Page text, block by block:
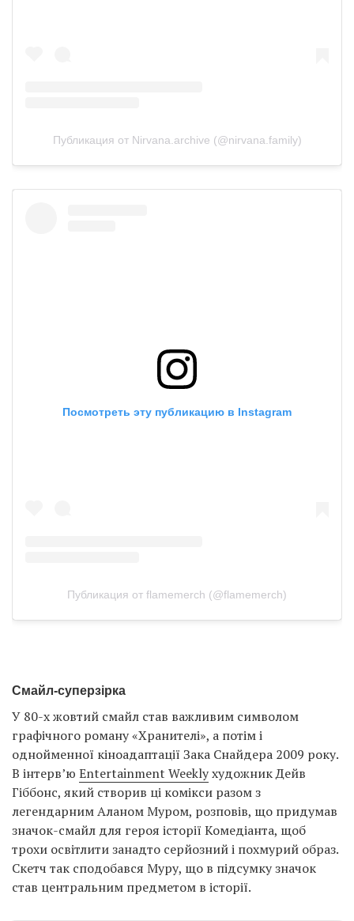
Публикация от Nirvana.archive (@nirvana.family)
Посмотреть эту публикацию в Instagram
Публикация от flamemerch (@flamemerch)
Смайл-суперзірка
У 80-х жовтий смайл став важливим символом
графічного роману «Хранителі», а потім і
однойменної кіноадаптації Зака Снайдера 2009 року.
В інтерв’ю Entertainment Weeklyхудожник Дейв
Гіббонс, який створив ці комікси разом з
легендарним Аланом Муром, розповів, що придумав
значок-смайл для героя історії Комедіанта, щоб
трохи освітлити занадто серйозний і похмурий образ.
Скетч так сподобався Муру, що в підсумку значок
став центральним предметом в історії.